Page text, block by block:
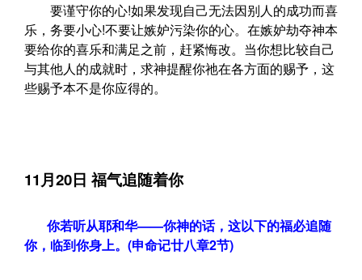
要谨守你的心!如果发现自己无法因别人的成功而喜
乐，务要小心!不要让嫉妒污染你的心。在嫉妒劫夺神本
要给你的喜乐和满足之前，赶紧悔改。当你想比较自己
与其他人的成就时，求神提醒你祂在各方面的赐予，这
些赐予本不是你应得的。
11月20日 福气追随着你
你若听从耶和华——你神的话，这以下的福必追随
你，临到你身上。(申命记廿八章2节)